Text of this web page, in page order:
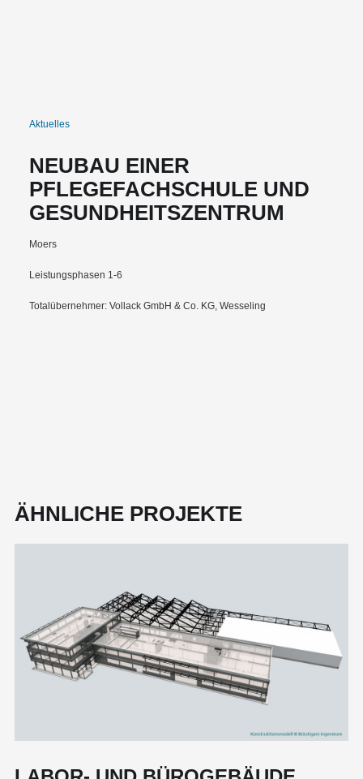
Aktuelles
NEUBAU EINER
PFLEGEFACHSCHULE UND
GESUNDHEITSZENTRUM
Moers
Leistungsphasen 1-6
Totalübernehmer: Vollack GmbH & Co. KG, Wesseling
ÄHNLICHE PROJEKTE